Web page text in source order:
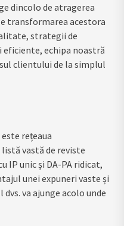
dincolo de atragerea
transformarea acestora
strategii de
echipa noastră
clientului de la simplul
rețeaua
vastă de reviste
IP unic și DA-PA ridicat,
unei expuneri vaste și
va ajunge acolo unde